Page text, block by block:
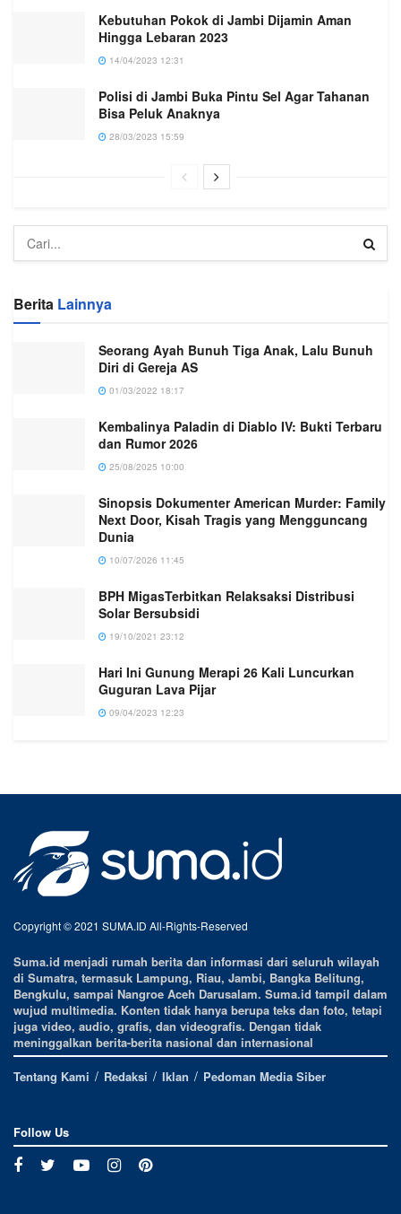
Kebutuhan Pokok di Jambi Dijamin Aman
Hingga Lebaran 2023
14/04/2023 12:31
Polisi di Jambi Buka Pintu Sel Agar Tahanan
Bisa Peluk Anaknya
28/03/2023 15:59
Berita Lainnya
Seorang Ayah Bunuh Tiga Anak, Lalu Bunuh
Diri di Gereja AS
01/03/2022 18:17
Kembalinya Paladin di Diablo IV: Bukti Terbaru
dan Rumor 2026
25/08/2025 10:00
Sinopsis Dokumenter American Murder: Family
Next Door, Kisah Tragis yang Mengguncang
Dunia
10/07/2026 11:45
BPH MigasTerbitkan Relaksaksi Distribusi
Solar Bersubsidi
19/10/2021 23:12
Hari Ini Gunung Merapi 26 Kali Luncurkan
Guguran Lava Pijar
09/04/2023 12:23
Copyright © 2021 SUMA.ID All-Rights-Reserved
Suma.id menjadi rumah berita dan informasi dari seluruh wilayah
di Sumatra, termasuk Lampung, Riau, Jambi, Bangka Belitung,
Bengkulu, sampai Nangroe Aceh Darusalam. Suma.id tampil dalam
wujud multimedia. Konten tidak hanya berupa teks dan foto, tetapi
juga video, audio, grafis, dan videografis. Dengan tidak
meninggalkan berita-berita nasional dan internasional
Tentang Kami
Redaksi Iklan Pedoman Media Siber
Follow Us